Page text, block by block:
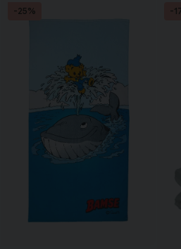
-25% -